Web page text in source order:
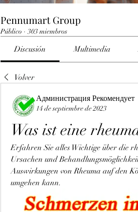
Pennumart Group
Público · 303 miembros
Discusión Multimedia
Volver
Администрация Рекомендует
14 de septiembre de 2023
Was ist eine
Erfahren Sie alles Wichtige über die
Ursachen und
Auswirkungen von Rheuma auf den
umgehen kann.